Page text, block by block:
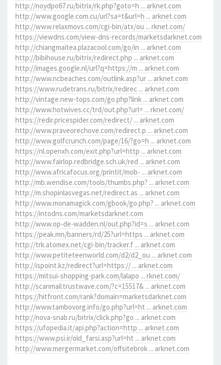
http://noydpo67.ru/bitrix/rk.php?goto=h ... arknet.com
http://www.google.com.cu/url?sa=t&url=h ... arknet.com
http://www.relaxmovs.com/cgi-bin/atx/ou ... rknet.com/
https://viewdns.com/view-dns-records/marketsdarknet.com
http://chiangmaitea.plazacool.com/go/in ... arknet.com
http://bibihouse.ru/bitrix/redirect.php ... arknet.com
http://images.google.nl/url?q=https://m ... arknet.com
http://www.ncbeaches.com/outlink.asp?ur ... arknet.com
https://www.rudetrans.ru/bitrix/redirec ... arknet.com
http://vintage.new-tops.com/go.php?link ... arknet.com
http://www.hotwives.cc/trd/out.php?url= ... rknet.com/
https://redir.pricespider.com/redirect/ ... arknet.com
http://www.praveorechove.com/redirect.p ... arknet.com
http://www.golfcrunch.com/page/16/?go=h ... arknet.com
https://nl.openxh.com/exit.php?url=http ... arknet.com
http://www.fairlop.redbridge.sch.uk/red ... arknet.com
http://www.africafocus.org/printit/mob- ... arknet.com
http://mb.wendise.com/tools/thumbs.php? ... arknet.com
http://m.shopinlasvegas.net/redirect.as ... arknet.com
http://www.monamagick.com/gbook/go.php? ... arknet.com
https://intodns.com/marketsdarknet.com
http://www.op-de-wadden.nl/out.php?id=s ... arknet.com
https://peak.mn/banners/rd/25?url=https ... arknet.com
http://trk.atomex.net/cgi-bin/tracker.f ... arknet.com
http://www.petiteteenworld.com/d2/d2_ou ... arknet.com
http://ispoint.kz/redirect?url=https:// ... arknet.com
https://mitsui-shopping-park.com/lalapo ... rknet.com/
http://scanmail.trustwave.com/?c=15517& ... arknet.com
https://hitfront.com/rank?domain=marketsdarknet.com
http://www.tambovorg.info/go.php?url=ht ... arknet.com
http://nova-snab.ru/bitrix/click.php?go ... arknet.com
https://ufopedia.it/api.php?action=http ... arknet.com
https://www.psi.ir/old_farsi.asp?url=ht ... arknet.com
http://www.mergermarket.com/offsitebrok ... arknet.com